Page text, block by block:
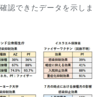
認できたデータを示しま